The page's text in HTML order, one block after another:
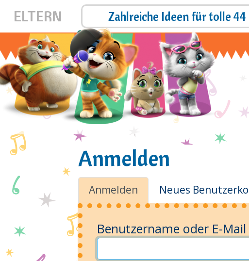
ELTERN
Hause! Zahlreiche Ideen für tolle
Anmelden
Primäre
Reiter
Anmelden Neues
Benutzername oder E-Mail